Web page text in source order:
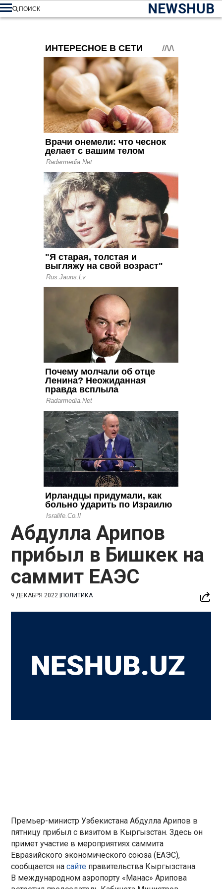
NEWSHUB
ПОИСК
Абдулла Арипов
прибыл в Бишкек на
саммит ЕАЭС
9 ДЕКАБРЯ 2022 |ПОЛИТИКА
Премьер-министр Узбекистана Абдулла Арипов в
пятницу прибыл с визитом в Кыргызстан. Здесь он
примет участие в мероприятиях саммита
Евразийского экономического союза (ЕАЭС),
сообщается насайте правительства Кыргызстана.
В международном аэропорту «Манас» Арипова